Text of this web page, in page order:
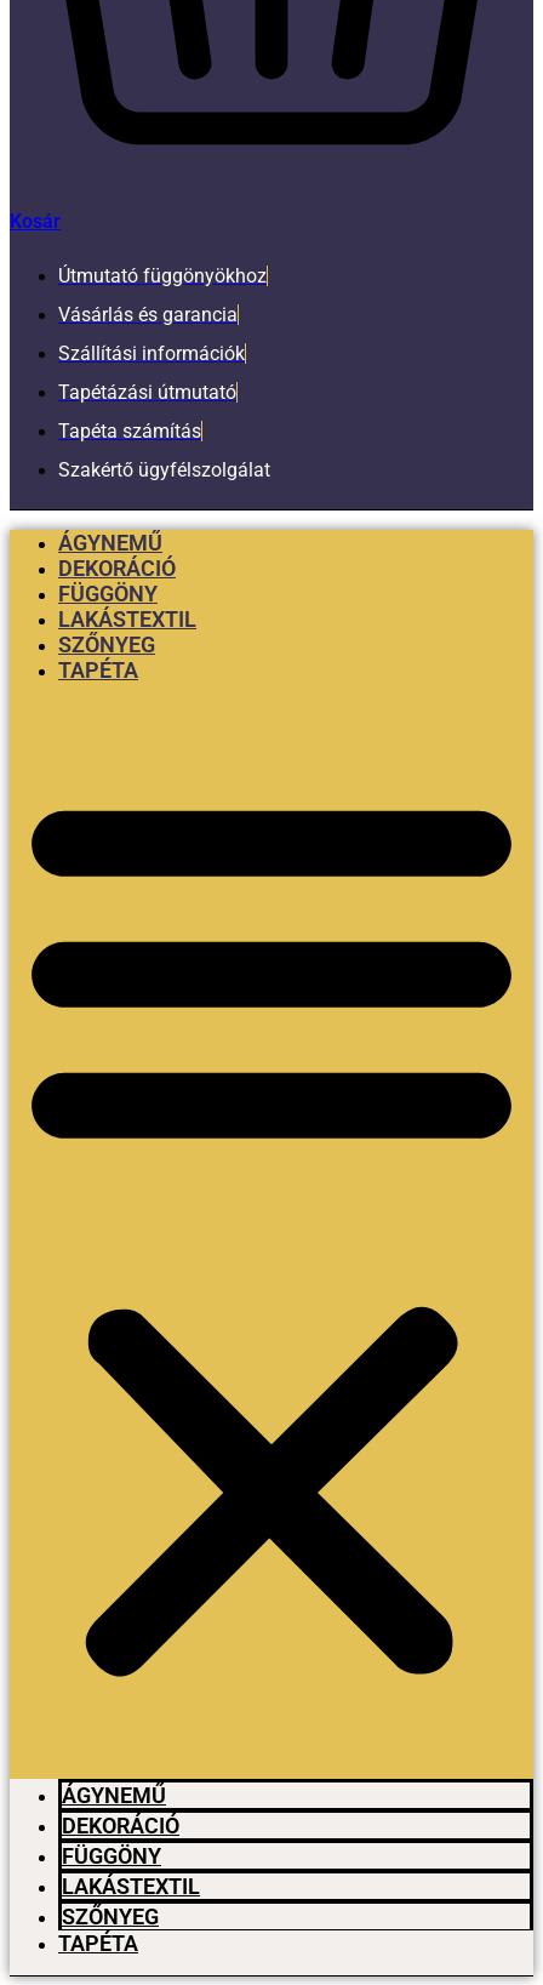
Kosár
Útmutató függönyökhoz
Vásárlás és garancia
Szállítási információk
Tapétázási útmutató
Tapéta számítás
Szakértő ügyfélszolgálat
ÁGYNEMŰ
DEKORÁCIÓ
FÜGGÖNY
LAKÁSTEXTIL
SZŐNYEG
TAPÉTA
ÁGYNEMŰ
DEKORÁCIÓ
FÜGGÖNY
LAKÁSTEXTIL
SZŐNYEG
TAPÉTA